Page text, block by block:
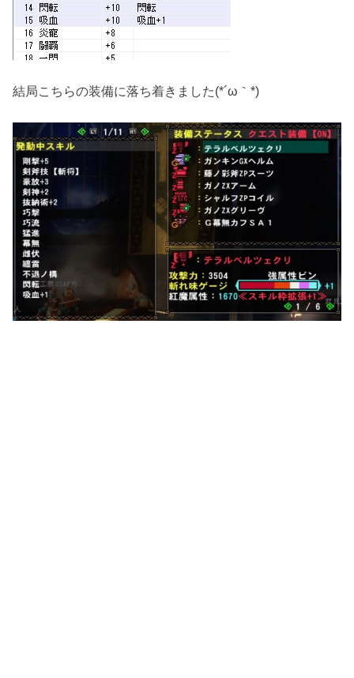
結局こちらの装備に落ち着きました(*´ω｀*)